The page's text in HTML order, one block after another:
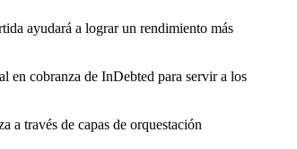
ayudará a lograr un rendimiento más
en cobranza de InDebted para servir a los
a través de capas de orquestación